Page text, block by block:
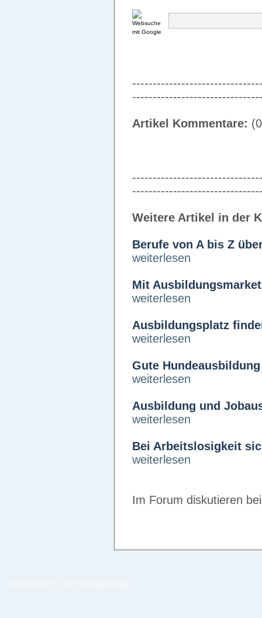
Artikel Kommentare:
Weitere Artikel in der
Berufe von A bis Z
weiterlesen
Mit
weiterlesen
Ausbildungsplatz
weiterlesen
Gute
weiterlesen
Ausbildung und
weiterlesen
Bei Arbeitslosigkeit
weiterlesen
Im Forum diskutieren